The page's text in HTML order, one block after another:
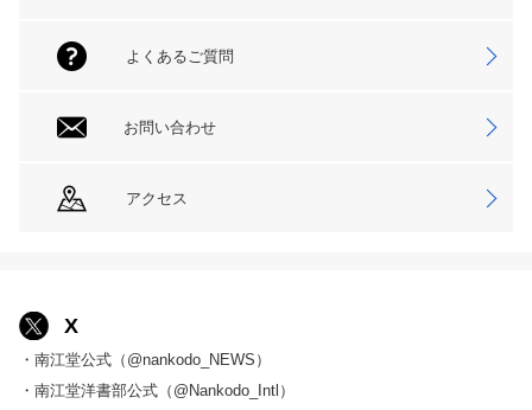
よくあるご質問
お問い合わせ
アクセス
X
・南江堂公式（@nankodo_NEWS）
・南江堂洋書部公式（@Nankodo_Intl）